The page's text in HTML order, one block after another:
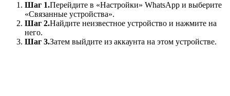
Шаг 1.Перейдите в «Настройки» WhatsApp и выберите
«Связанные устройства».
Шаг 2.Найдите неизвестное устройство и нажмите на
него.
Шаг 3.Затем выйдите из аккаунта на этом устройстве.